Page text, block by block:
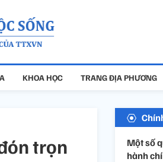
KHOA HỌC TRANG ĐỊA PHƯƠNG
trọn
Một số
hành